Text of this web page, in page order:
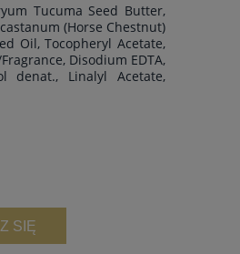
Tucuma Seed Butter,
(Horse Chestnut)
Oil, Tocopheryl Acetate,
Disodium EDTA,
denat., Linalyl Acetate,
SIĘ